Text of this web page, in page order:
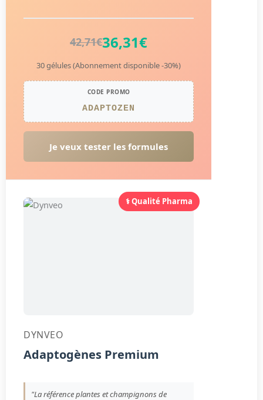
42,71€36,31€
30 gélules (Abonnement disponible -30%)
CODE PROMO
ADAPTOZEN
Je veux tester les formules
⚕️ Qualité Pharma
DYNVEO
Adaptogènes Premium
"La référence plantes et champignons de